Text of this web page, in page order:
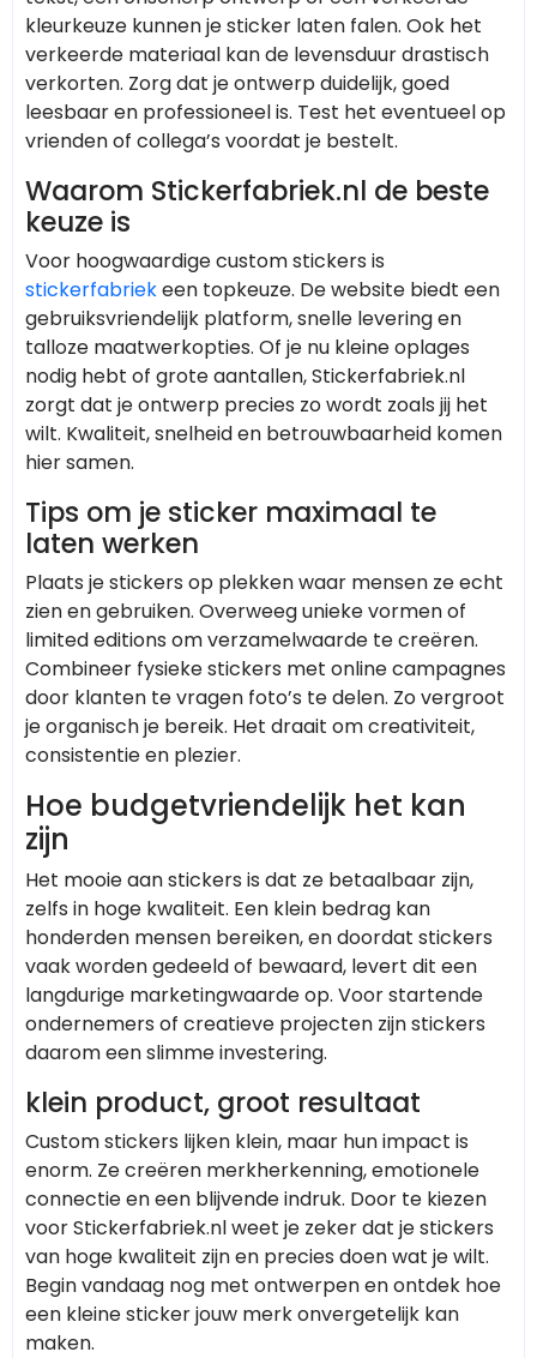
kleurkeuze kunnen je sticker laten falen. Ook het
verkeerde materiaal kan de levensduur drastisch
verkorten. Zorg dat je ontwerp duidelijk, goed
leesbaar en professioneel is. Test het eventueel op
vrienden of collega’s voordat je bestelt.
Waarom Stickerfabriek.nl de beste
keuze is
Voor hoogwaardige custom stickers is
stickerfabriekeen topkeuze. De website biedt een
gebruiksvriendelijk platform, snelle levering en
talloze maatwerkopties. Of je nu kleine oplages
nodig hebt of grote aantallen, Stickerfabriek.nl
zorgt dat je ontwerp precies zo wordt zoals jij het
wilt. Kwaliteit, snelheid en betrouwbaarheid komen
hier samen.
Tips om je sticker maximaal te
laten werken
Plaats je stickers op plekken waar mensen ze echt
zien en gebruiken. Overweeg unieke vormen of
limited editions om verzamelwaarde te creëren.
Combineer fysieke stickers met online campagnes
door klanten te vragen foto’s te delen. Zo vergroot
je organisch je bereik. Het draait om creativiteit,
consistentie en plezier.
Hoe budgetvriendelijk het kan
zijn
Het mooie aan stickers is dat ze betaalbaar zijn,
zelfs in hoge kwaliteit. Een klein bedrag kan
honderden mensen bereiken, en doordat stickers
vaak worden gedeeld of bewaard, levert dit een
langdurige marketingwaarde op. Voor startende
ondernemers of creatieve projecten zijn stickers
daarom een slimme investering.
klein product, groot resultaat
Custom stickers lijken klein, maar hun impact is
enorm. Ze creëren merkherkenning, emotionele
connectie en een blijvende indruk. Door te kiezen
voor Stickerfabriek.nl weet je zeker dat je stickers
van hoge kwaliteit zijn en precies doen wat je wilt.
Begin vandaag nog met ontwerpen en ontdek hoe
een kleine sticker jouw merk onvergetelijk kan
maken.